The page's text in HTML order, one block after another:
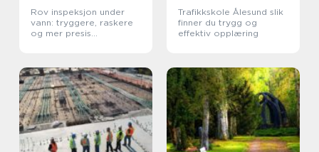
Rov inspeksjon under
vann: tryggere, raskere
og mer presis
Trafikkskole Ålesund slik
finner du trygg og
effektiv opplæring